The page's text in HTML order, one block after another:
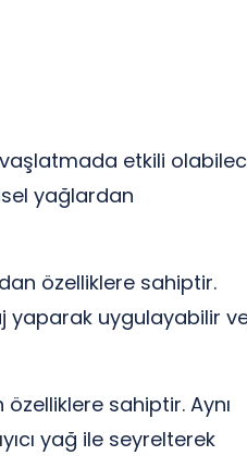
etkili
yağlardan
özelliklere sahiptir.
yaparak uygulayabilir
sahiptir. Aynı
yağ ile seyrelterek